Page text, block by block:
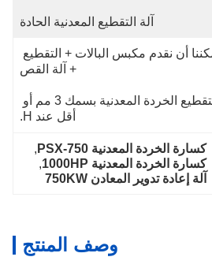
آلة التقطيع المعدنية الحادة
يمكننا أن نقدم مكبس البالات + التقطيع
+ آلة القص
لتقطيع الخردة المعدنية بسمك 3 مم أو
أقل عند H.
كسارة الخردة المعدنية PSX-750
,
كسارة الخردة المعدنية 1000HP
,
آلة إعادة تدوير المعادن 750KW
وصف المنتج